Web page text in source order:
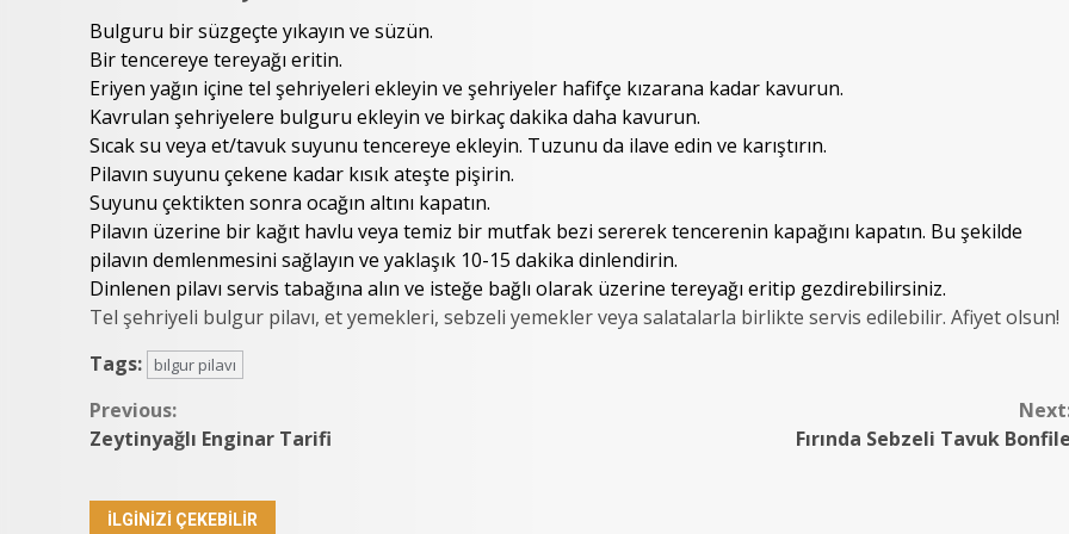
Bulguru bir süzgeçte yıkayın ve süzün.
Bir tencereye tereyağı eritin.
Eriyen yağın içine tel şehriyeleri ekleyin ve şehriyeler hafifçe kızarana kadar kavurun.
Kavrulan şehriyelere bulguru ekleyin ve birkaç dakika daha kavurun.
Sıcak su veya et/tavuk suyunu tencereye ekleyin. Tuzunu da ilave edin ve karıştırın.
Pilavın suyunu çekene kadar kısık ateşte pişirin.
Suyunu çektikten sonra ocağın altını kapatın.
Pilavın üzerine bir kağıt havlu veya temiz bir mutfak bezi sererek tencerenin kapağını kapatın. Bu şekilde
pilavın demlenmesini sağlayın ve yaklaşık 10-15 dakika dinlendirin.
Dinlenen pilavı servis tabağına alın ve isteğe bağlı olarak üzerine tereyağı eritip gezdirebilirsiniz.
Tel şehriyeli bulgur pilavı, et yemekleri, sebzeli yemekler veya salatalarla birlikte servis edilebilir. Afiyet olsun!
Tags:
bılgur pilavı
Continue
Reading
Previous:
Zeytinyağlı Enginar Tarifi
Fırında Sebzeli Tavuk
İLGINIZI ÇEKEBILIR